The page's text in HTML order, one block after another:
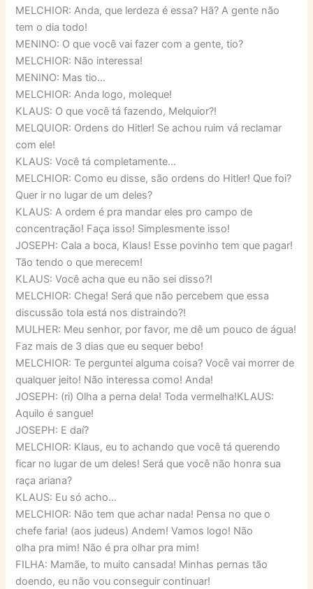
MELCHIOR: Anda, que lerdeza é essa? Hã? A gente não
tem o dia todo!
MENINO: O que você vai fazer com a gente, tio?
MELCHIOR: Não interessa!
MENINO: Mas tio…
MELCHIOR: Anda logo, moleque!
KLAUS: O que você tá fazendo, Melquior?!
MELQUIOR: Ordens do Hitler! Se achou ruim vá reclamar
com ele!
KLAUS: Você tá completamente…
MELCHIOR: Como eu disse, são ordens do Hitler! Que foi?
Quer ir no lugar de um deles?
KLAUS: A ordem é pra mandar eles pro campo de
concentração! Faça isso! Simplesmente isso!
JOSEPH: Cala a boca, Klaus! Esse povinho tem que pagar!
Tão tendo o que merecem!
KLAUS: Você acha que eu não sei disso?!
MELCHIOR: Chega! Será que não percebem que essa
discussão tola está nos distraindo?!
MULHER: Meu senhor, por favor, me dê um pouco de água!
Faz mais de 3 dias que eu sequer bebo!
MELCHIOR: Te perguntei alguma coisa? Você vai morrer de
qualquer jeito! Não interessa como! Anda!
JOSEPH: (ri) Olha a perna dela! Toda vermelha!KLAUS:
Aquilo é sangue!
JOSEPH: E daí?
MELCHIOR: Klaus, eu to achando que você tá querendo
ficar no lugar de um deles! Será que você não honra sua
raça ariana?
KLAUS: Eu só acho…
MELCHIOR: Não tem que achar nada! Pensa no que o
chefe faria! (aos judeus) Andem! Vamos logo! Não
olha pra mim! Não é pra olhar pra mim!
FILHA: Mamãe, to muito cansada! Minhas pernas tão
doendo, eu não vou conseguir continuar!